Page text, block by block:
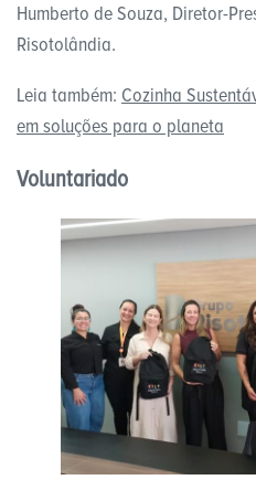
Humberto de Souza, Diretor-
Risotolândia.
Leia também: Cozinha
em soluções para o planeta
Voluntariado